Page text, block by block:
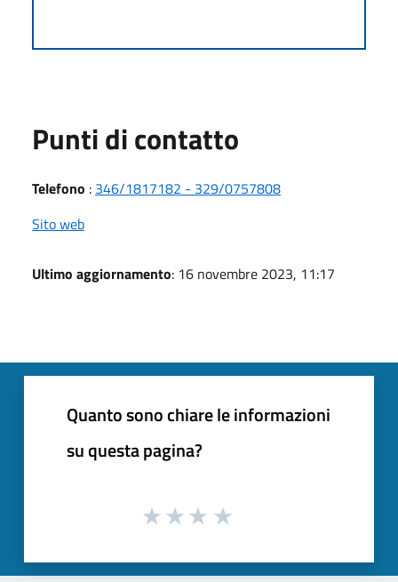
Punti di contatto
Telefono : 346/1817182 - 329/0757808
Sito web
Ultimo aggiornamento: 16 novembre 2023, 11:17
Quanto sono chiare le informazioni
su questa pagina?